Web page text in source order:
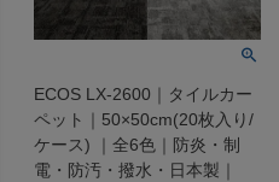
ECOS LX-2600｜タイルカー
ペット｜50×50cm(20枚入り/
ケース) ｜全6色｜防炎・制
電・防汚・撥水・日本製｜